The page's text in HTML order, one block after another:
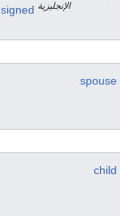
signed الإنجليزية
spouse
child